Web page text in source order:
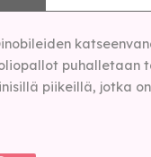
puhalletaan
piikeillä, jotka